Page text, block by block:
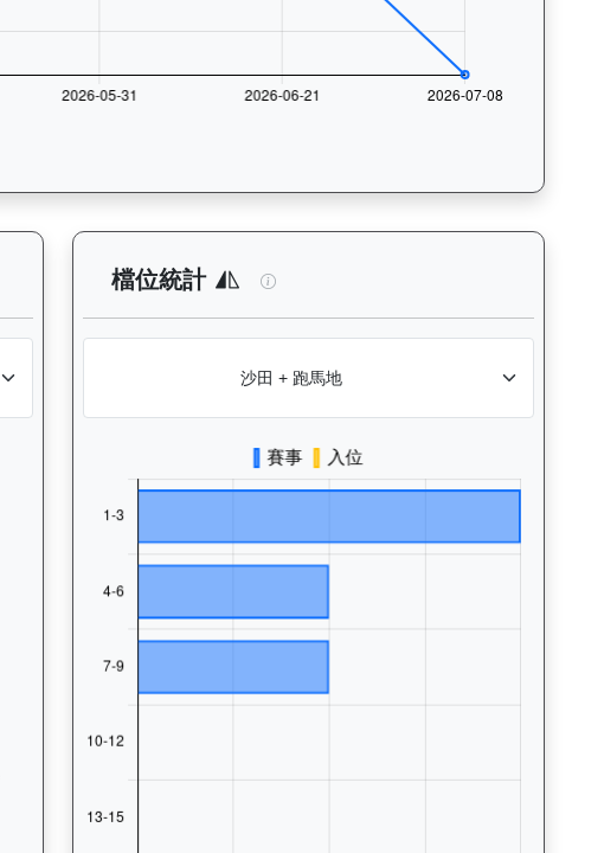
米至2400米）的出賽次數與入位率統計，支援
師統計分析：查看各騎師策騎此馬匹的出賽次數與
檔位統計 閃電奇駿（L362）— 檔位統